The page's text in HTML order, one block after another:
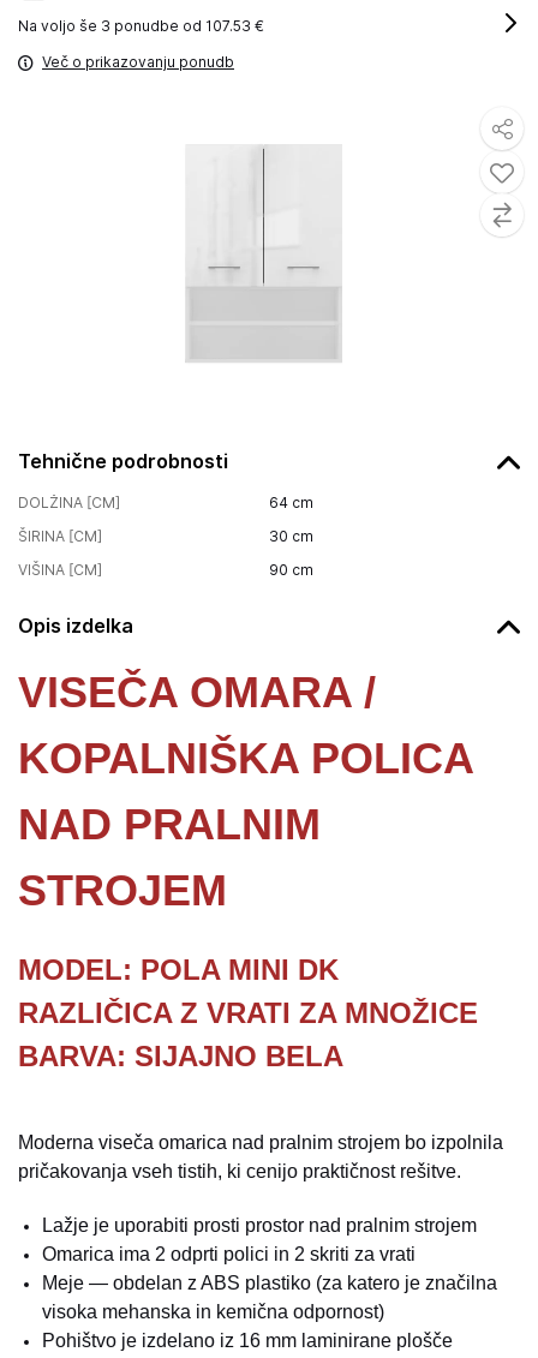
Tehnične podrobnosti
DOLŽINA [CM] 64 cm
ŠIRINA [CM]
30 cm
VIŠINA [CM]
90 cm
Opis izdelka
VISEČA OMARA /
KOPALNIŠKA POLICA
NAD PRALNIM
STROJEM
MODEL: POLA MINI DK
RAZLIČICA Z VRATI ZA MNOŽICE
BARVA: SIJAJNO BELA
Moderna viseča omarica nad pralnim strojem bo izpolnila
pričakovanja vseh tistih, ki cenijo praktičnost rešitve.
Lažje je uporabiti prosti prostor nad pralnim strojem
Omarica ima 2 odprti polici in 2 skriti za vrati
Meje — obdelan z ABS plastiko (za katero je značilna
visoka mehanska in kemična odpornost)
Pohištvo je izdelano iz 16 mm laminirane plošče
Na voljo še 3 ponudbe od 107.53 €
Več o prikazovanju ponudb